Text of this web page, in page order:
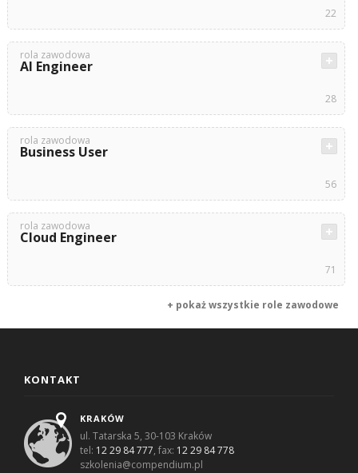
22
rola zawodowa
AI Engineer
28
rola zawodowa
Business User
56
rola zawodowa
Cloud Engineer
71
+ pokaż wszystkie role zawodowe
KONTAKT
KRAKÓW
ul. Tatarska 5, 30-103 Kraków
tel: 12 29 84 777, fax: 12 29 84 778
szkolenia@compendium.pl